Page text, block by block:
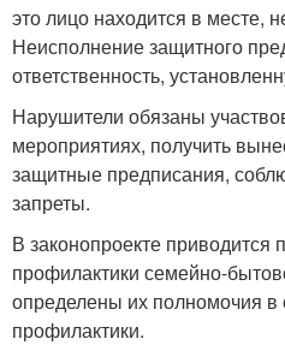
это лицо находится в месте,
Неисполнение защитного
ответственность,
Нарушители обязаны
мероприятиях, получить
защитные предписания,
запреты.
В законопроекте приводится
профилактики семейно-
определены их полномочия
профилактики.